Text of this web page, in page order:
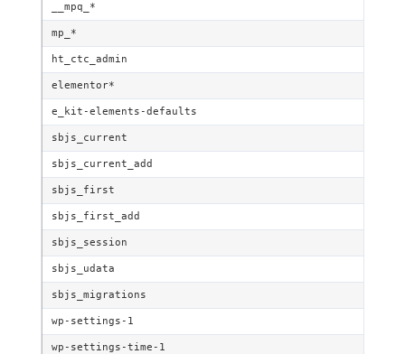
__mpq_*
mp_*
ht_ctc_admin
elementor*
e_kit-elements-defaults
sbjs_current
sbjs_current_add
sbjs_first
sbjs_first_add
sbjs_session
sbjs_udata
sbjs_migrations
wp-settings-1
wp-settings-time-1